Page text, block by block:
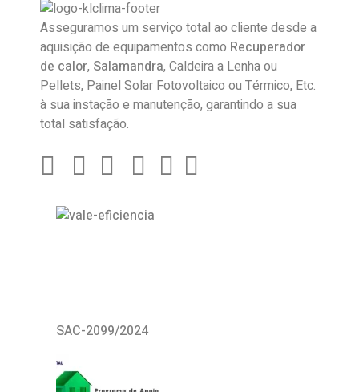
Asseguramos um serviço total ao cliente desde a
aquisição de equipamentos como Recuperador
de calor, Salamandra, Caldeira a Lenha ou
Pellets, Painel Solar Fotovoltaico ou Térmico, Etc.
à sua instação e manutenção, garantindo a sua
total satisfação.
SAC-2099/2024